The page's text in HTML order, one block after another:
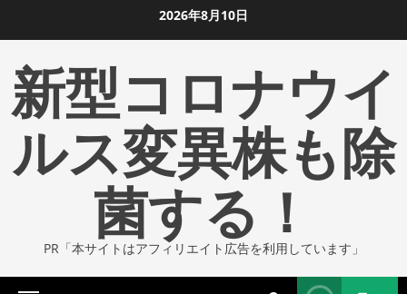
ン
ツ
ま
2026年8月10日
新型コロナウイ
ルス変異株も除
菌する！
PR「本サイトはアフィリエイト広告を利用しています」